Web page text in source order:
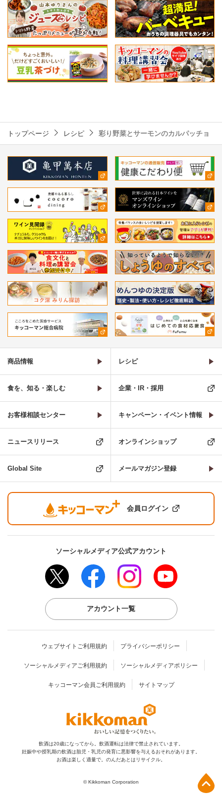
トップページ レシピ 彩り野菜とサーモンのカルパッチョ
商品情報 レシピ
食を、知る・楽しむ 企業・IR・採用
お客様相談センター キャンペーン・イベント情報
ニュースリリース オンラインショップ
Global Site メールマガジン登録
会員ログイン
ソーシャルメディア公式アカウント
アカウント一覧
ウェブサイトご利用規約 プライバシーポリシー
ソーシャルメディアご利用規約 ソーシャルメディアポリシー
キッコーマン会員ご利用規約 サイトマップ
飲酒は20歳になってから。飲酒運転は法律で禁止されています。
妊娠中や授乳期の飲酒は胎児・乳児の発育に悪影響を与えるおそれがあります。
お酒は楽しく適量で。のんだあとはリサイクル。
© Kikkoman Corporation